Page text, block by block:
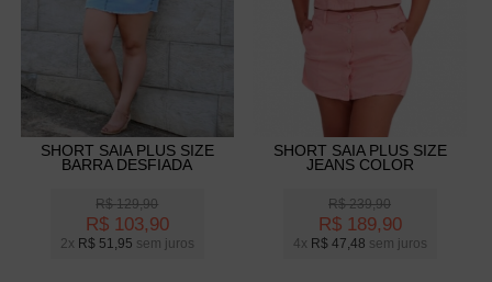
SHORT SAIA PLUS SIZE
BARRA DESFIADA
R$129,90
R$ 103,90
2x R$ 51,95 sem juros
SHORT SAIA PLUS SIZE
JEANS COLOR
R$239,90
R$ 189,90
4x R$ 47,48 sem juros